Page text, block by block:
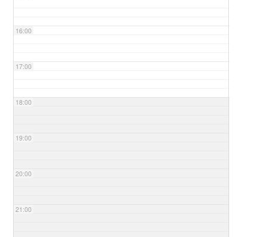
16:00
17:00
18:00
19:00
20:00
21:00